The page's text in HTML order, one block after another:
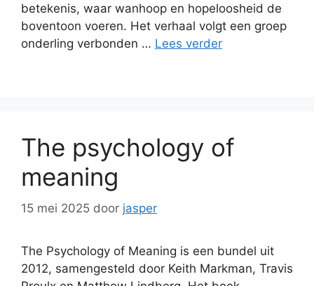
betekenis, waar wanhoop en hopeloosheid de
boventoon voeren. Het verhaal volgt een groep
onderling verbonden … Lees verder
The psychology of
meaning
15 mei 2025 door jasper
The Psychology of Meaning is een bundel uit
2012, samengesteld door Keith Markman, Travis